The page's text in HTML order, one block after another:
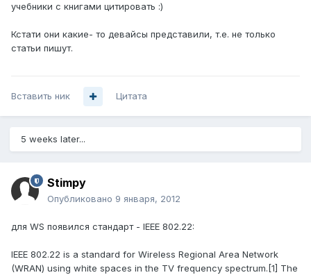
учебники с книгами цитировать :)
Кстати они какие- то девайсы представили, т.е. не только
статьи пишут.
Вставить ник Цитата
5 weeks later...
Stimpy
Опубликовано 9 января, 2012
для WS появился стандарт - IEEE 802.22:
IEEE 802.22 is a standard for Wireless Regional Area Network
(WRAN) using white spaces in the TV frequency spectrum.[1] The